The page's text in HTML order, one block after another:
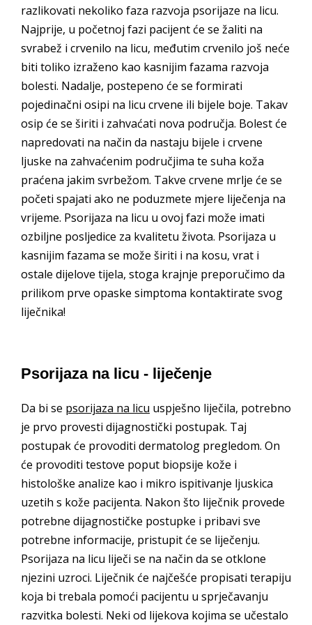
razlikovati nekoliko faza razvoja psorijaze na licu.
Najprije, u početnoj fazi pacijent će se žaliti na
svrabež i crvenilo na licu, međutim crvenilo još neće
biti toliko izraženo kao kasnijim fazama razvoja
bolesti. Nadalje, postepeno će se formirati
pojedinačni osipi na licu crvene ili bijele boje. Takav
osip će se širiti i zahvaćati nova područja. Bolest će
napredovati na način da nastaju bijele i crvene
ljuske na zahvaćenim područjima te suha koža
praćena jakim svrbežom. Takve crvene mrlje će se
početi spajati ako ne poduzmete mjere liječenja na
vrijeme. Psorijaza na licu u ovoj fazi može imati
ozbiljne posljedice za kvalitetu života. Psorijaza u
kasnijim fazama se može širiti i na kosu, vrat i
ostale dijelove tijela, stoga krajnje preporučimo da
prilikom prve opaske simptoma kontaktirate svog
liječnika!
Psorijaza na licu - liječenje
Da bi se psorijaza na licu uspješno liječila, potrebno
je prvo provesti dijagnostički postupak. Taj
postupak će provoditi dermatolog pregledom. On
će provoditi testove poput biopsije kože i
histološke analize kao i mikro ispitivanje ljuskica
uzetih s kože pacijenta. Nakon što liječnik provede
potrebne dijagnostičke postupke i pribavi sve
potrebne informacije, pristupit će se liječenju.
Psorijaza na licu liječi se na način da se otklone
njezini uzroci. Liječnik će najčešće propisati terapiju
koja bi trebala pomoći pacijentu u sprječavanju
razvitka bolesti. Neki od lijekova kojima se učestalo